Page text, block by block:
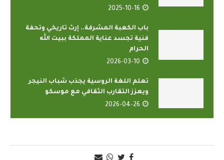
2025-10-16
باب الكعبة المشرفة.. إرث تاريخي وتحفة
فنية تجسد عناية المملكة ببيت الله
الحرام
2026-03-10
تعلم اللغة الروسية يجذب شباب النيجر
ويعزز التقارب الثقافي مع موسكو
2026-04-26